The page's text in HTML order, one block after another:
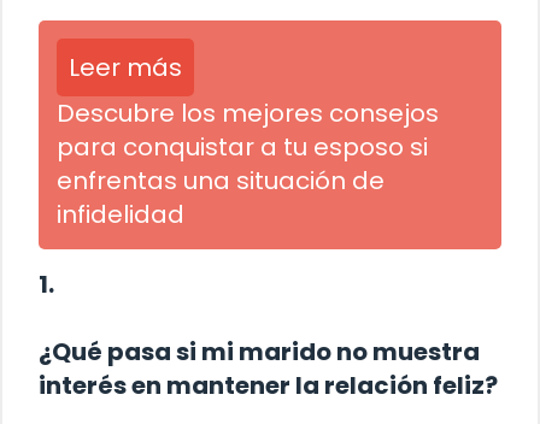
Leer más
Descubre los mejores consejos
para conquistar a tu esposo si
enfrentas una situación de
infidelidad
1.
¿Qué pasa si mi marido no muestra
interés en mantener la relación feliz?